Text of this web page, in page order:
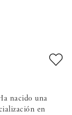
nacido una
en